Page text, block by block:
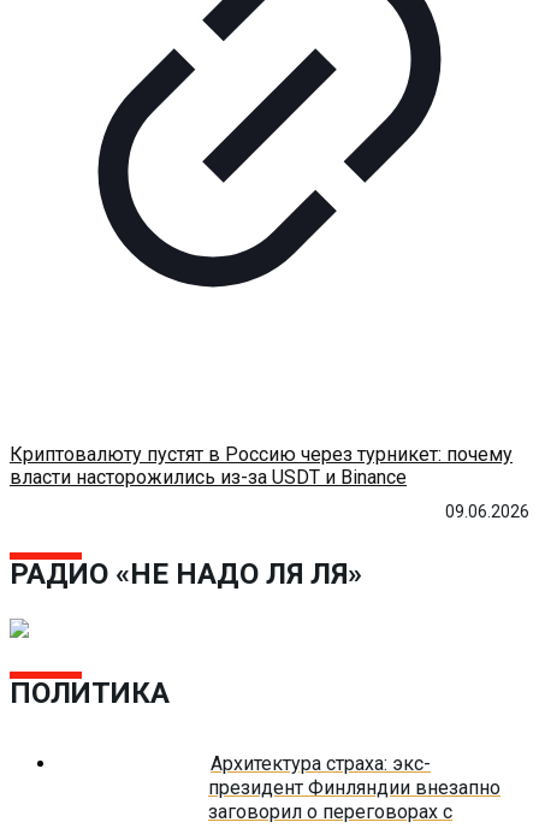
09.06.2026
Криптовалюту пустят в Россию через турникет: почему
власти насторожились из-за USDT и Binance
РАДИО «НЕ НАДО ЛЯ ЛЯ»
ПОЛИТИКА
Архитектура страха: экс-
президент Финляндии внезапно
заговорил о переговорах с